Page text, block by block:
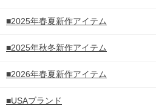
■2025年春夏新作アイテム
■2025年秋冬新作アイテム
■2026年春夏新作アイテム
■USAブランド